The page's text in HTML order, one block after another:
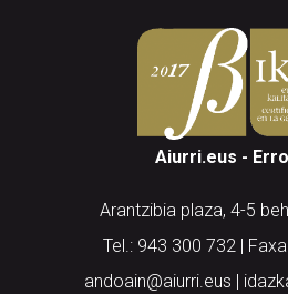
Aiurri.eus -
Arantzibia plaza, 4-5
Tel.: 943 300 732 |
andoain@aiurri.eus |